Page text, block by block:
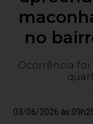
no
Ocorrência foi
03/06/2026 às